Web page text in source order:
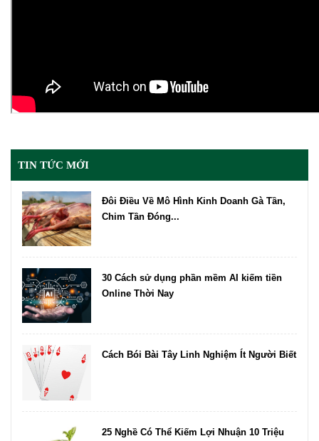
TIN TỨC MỚI
Đôi Điều Về Mô Hình Kinh Doanh Gà Tần,
Chim Tần Đóng...
30 Cách sử dụng phần mềm AI kiếm tiền
Online Thời Nay
Cách Bói Bài Tây Linh Nghiệm Ít Người Biết
25 Nghề Có Thể Kiếm Lợi Nhuận 10 Triệu